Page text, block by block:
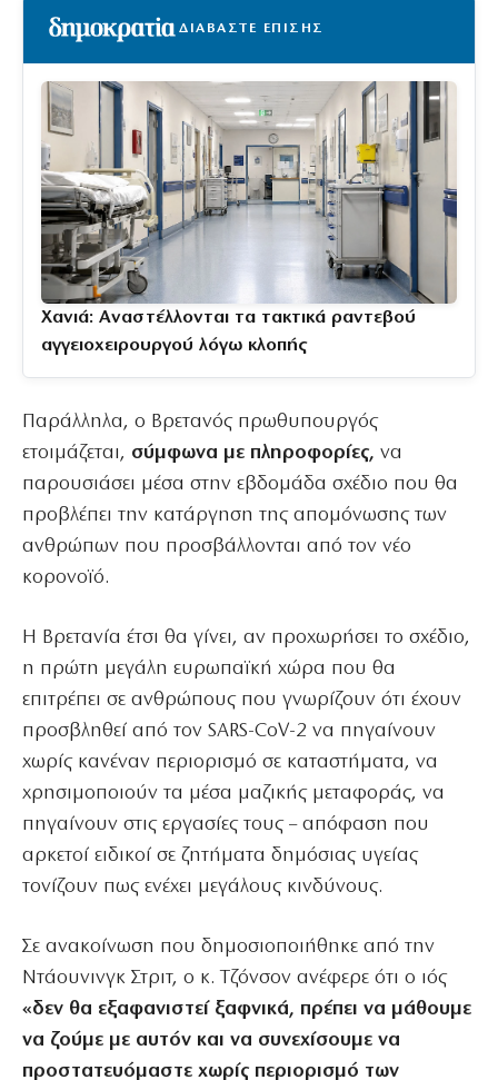
ΔΙΑΒΑΣΤΕ ΕΠΙΣΗΣ
Χανιά: Αναστέλλονται τα τακτικά ραντεβού
αγγειοχειρουργού λόγω κλοπής
Παράλληλα, ο Βρετανός πρωθυπουργός
ετοιμάζεται, σύμφωνα με πληροφορίες, να
παρουσιάσει μέσα στην εβδομάδα σχέδιο που θα
προβλέπει την κατάργηση της απομόνωσης των
ανθρώπων που προσβάλλονται από τον νέο
κορονοϊό.
Η Βρετανία έτσι θα γίνει, αν προχωρήσει το σχέδιο,
η πρώτη μεγάλη ευρωπαϊκή χώρα που θα
επιτρέπει σε ανθρώπους που γνωρίζουν ότι έχουν
προσβληθεί από τον SARS-CoV-2 να πηγαίνουν
χωρίς κανέναν περιορισμό σε καταστήματα, να
χρησιμοποιούν τα μέσα μαζικής μεταφοράς, να
πηγαίνουν στις εργασίες τους – απόφαση που
αρκετοί ειδικοί σε ζητήματα δημόσιας υγείας
τονίζουν πως ενέχει μεγάλους κινδύνους.
Σε ανακοίνωση που δημοσιοποιήθηκε από την
Ντάουνινγκ Στριτ, ο κ. Τζόνσον ανέφερε ότι ο ιός
«δεν θα εξαφανιστεί ξαφνικά, πρέπει να μάθουμε
να ζούμε με αυτόν και να συνεχίσουμε να
προστατευόμαστε χωρίς περιορισμό των